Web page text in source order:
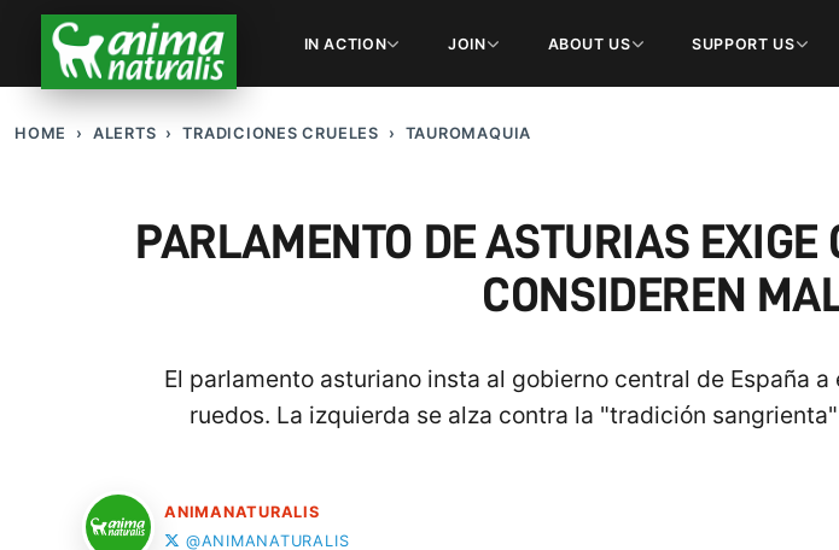
IN ACTION JOIN ABOUT US SUPPORT US
HOME ALERTS TRADICIONES CRUELES TAUROMAQUIA
PARLAMENTO DE ASTURIAS EXIGE
CONSIDEREN
El parlamento asturiano insta al gobierno central de España
ruedos. La izquierda se alza contra la "tradición
ANIMANATURALIS
@ANIMANATURALIS